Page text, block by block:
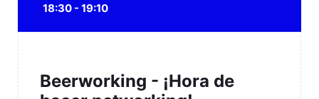
18:30 - 19:10
Beerworking - ¡Hora de